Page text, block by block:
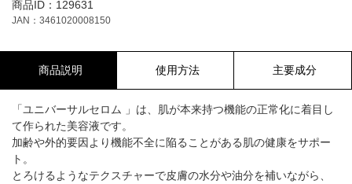
商品ID：129631
JAN：3461020008150
商品説明 使用方法 主要成分
「ユニバーサルセロム 」は、肌が本来持つ機能の正常化に着目し
て作られた美容液です。
加齢や外的要因より機能不全に陥ることがある肌の健康をサポー
ト。
とろけるようなテクスチャーで皮膚の水分や油分を補いながら、